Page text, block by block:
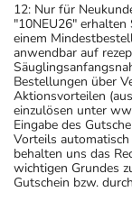
12: Nur für
"10NEU26"
einem
anwendbar auf
Bestellungen über
Aktionsvorteilen
einzulösen unter
Eingabe des
Vorteils
behalten uns das
wichtigen Grundes
Gutschein bzw.